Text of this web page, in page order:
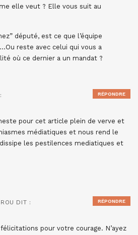
elle veut ? Elle vous suit au
député, est ce que l’équipe
reste avec celui qui vous a
où ce dernier a un mandat ?
pour cet article plein de verve et
médiatiques et nous rend le
les pestilences mediatiques et
RÉPONDRE
DIT :
pour votre courage. N’ayez
RÉPONDRE